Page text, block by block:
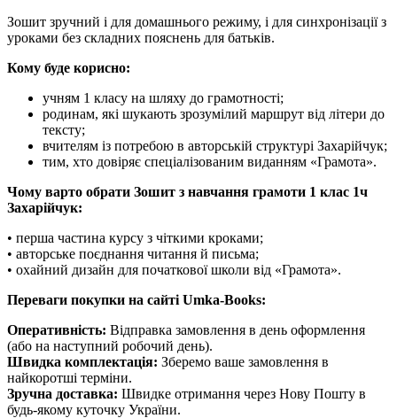
Зошит зручний і для домашнього режиму, і для синхронізації з
уроками без складних пояснень для батьків.
Кому буде корисно:
учням 1 класу на шляху до грамотності;
родинам, які шукають зрозумілий маршрут від літери до
тексту;
вчителям із потребою в авторській структурі Захарійчук;
тим, хто довіряє спеціалізованим виданням «Грамота».
Чому варто обрати Зошит з навчання грамоти 1 клас 1ч
Захарійчук:
• перша частина курсу з чіткими кроками;
• авторське поєднання читання й письма;
• охайний дизайн для початкової школи від «Грамота».
Переваги покупки на сайті Umka-Books:
Оперативність: Відправка замовлення в день оформлення
(або на наступний робочий день).
Швидка комплектація: Зберемо ваше замовлення в
найкоротші терміни.
Зручна доставка: Швидке отримання через Нову Пошту в
будь-якому куточку України.